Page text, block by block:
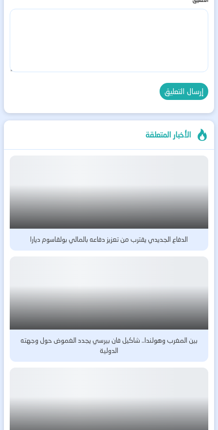
الأخبار المتعلقة
الدفاع الجديدي يقترب من تعزيز دفاعه بالمالي بولقاسوم ديارا
بين المغرب وهولندا.. شاكيل فان بيرسي يجدد الغموض حول وجهته
الدولية